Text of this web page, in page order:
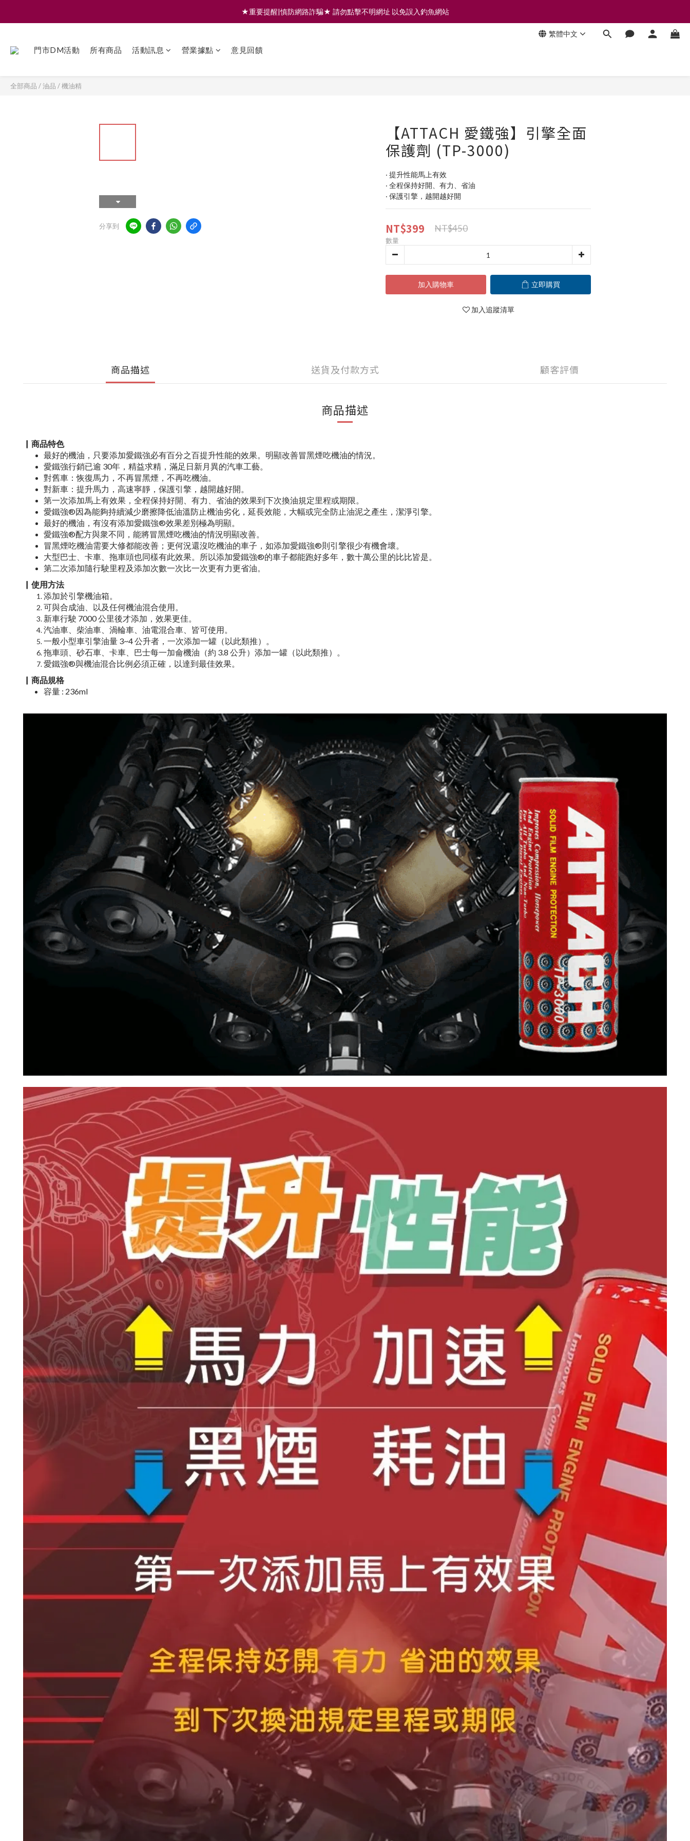
註冊會員享200元購物金 | 全館滿999免運 | 可門市取貨/安裝
★重要提醒|慎防網路詐騙★ 請勿點擊不明網址 以免誤入釣魚網站
繁體中文
門市DM活動 所有商品 活動訊息 營業據點 意見回饋
全部商品 /油品 /機油精
分享到
【ATTACH 愛鐵強】引擎全面
保護劑 (TP-3000)
‧ 提升性能馬上有效
‧ 全程保持好開、有力、省油
‧ 保護引擎，越開越好開
NT$399 NT$450
數量
加入購物車 立即購買
加入追蹤清單
商品描述 送貨及付款方式 顧客評價
商品描述
▏商品特色
最好的機油，只要添加愛鐵強必有百分之百提升性能的效果。明顯改善冒黑煙吃機油的情況。
愛鐵強行銷已逾 30年，精益求精，滿足日新月異的汽車工藝。
對舊車：恢復馬力，不再冒黑煙，不再吃機油。
對新車：提升馬力，高速寧靜，保護引擎，越開越好開。
第一次添加馬上有效果，全程保持好開、有力、省油的效果到下次換油規定里程或期限。
愛鐵強®因為能夠持續減少磨擦降低油溫防止機油劣化，延長效能，大幅或完全防止油泥之產生，潔淨引擎。
最好的機油，有沒有添加愛鐵強®效果差別極為明顯。
愛鐵強®配方與衆不同，能將冒黑煙吃機油的情況明顯改善。
冒黑煙吃機油需要大修都能改善；更何況還沒吃機油的車子，如添加愛鐵強®則引擎很少有機會壞。
大型巴士、卡車、拖車頭也同樣有此效果。所以添加愛鐵強®的車子都能跑好多年，數十萬公里的比比皆是。
第二次添加隨行駛里程及添加次數一次比一次更有力更省油。
▏使用方法
添加於引擎機油箱。
可與合成油、以及任何機油混合使用。
新車行駛 7000 公里後才添加，效果更佳。
汽油車、柴油車、渦輪車、油電混合車、皆可使用。
一般小型車引擎油量 3~4 公升者，一次添加一罐（以此類推）。
拖車頭、砂石車、卡車、巴士每一加侖機油（約 3.8 公升）添加一罐（以此類推）。
愛鐵強®與機油混合比例必須正確，以達到最佳效果。
▏商品規格
容量 : 236ml